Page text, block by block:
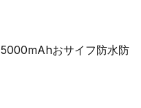
5000mAhおサイフ防水防